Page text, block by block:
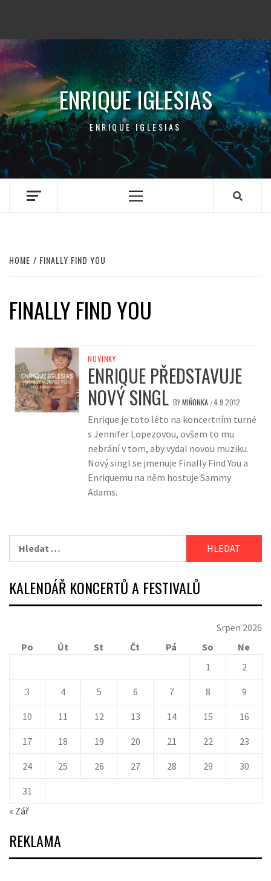
ENRIQUE IGLESIAS
ENRIQUE IGLESIAS
Primary
HOME FINALLY FIND YOU
FINALLY FIND YOU
NOVINKY
ENRIQUE PŘEDSTAVUJE
NOVÝ SINGL BYMIŇONKA /4.9.2012
Enrique je toto léto na koncertním turné
s Jennifer Lopezovou, ovšem to mu
nebrání v tom, aby vydal novou muziku.
Nový singl se jmenuje Finally Find You a
Enriquemu na něm hostuje Sammy
Adams.
KALENDÁŘ KONCERTŮ A FESTIVALŮ
Srpen 2026
Po
Út St Čt Pá So
Ne
1
2
3 4 5 6 7 8 9
10 11 12 13 14 15 16
17 18 19 20 21 22 23
24 25 26 27 28 29 30
31
« Zář
REKLAMA